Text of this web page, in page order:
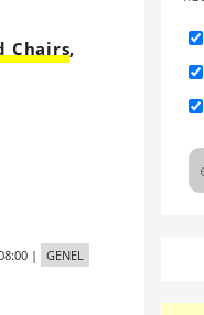
Chairs,
| GENEL